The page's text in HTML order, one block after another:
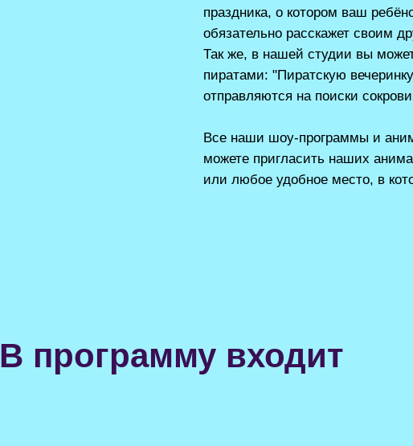
праздника, о котором ваш
обязательно расскажет своим
Так же, в нашей студии вы
пиратами: "Пиратскую
отправляются на поиски
Все наши шоу-программы и
можете пригласить наших
или любое удобное место, в
В программу входит